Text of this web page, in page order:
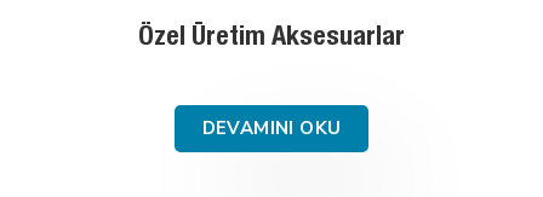
Fermuar Nasıl Seçilir : Adım Adım Kılavuz
DEVAMINI OKU